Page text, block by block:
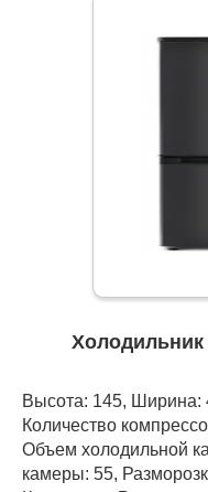
Высота: 145, Ширина:
Количество
Объем холодильной
камеры: 55,